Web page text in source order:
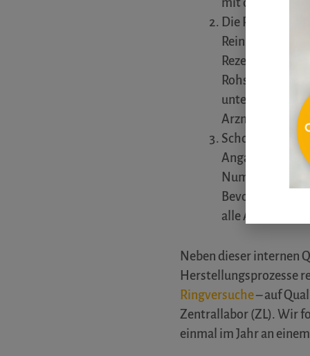
Die Rezeptur
Rezeptur auch
Rohstoffe
unter ständiger
Arzneimittel in
Schon
Angaben wie
Nummer,
Bevor der
alle Angaben
Neben dieser internen
Herstellungsprozesse
Ringversuche– auf
Zentrallabor (ZL). Wir
einmal im Jahr an